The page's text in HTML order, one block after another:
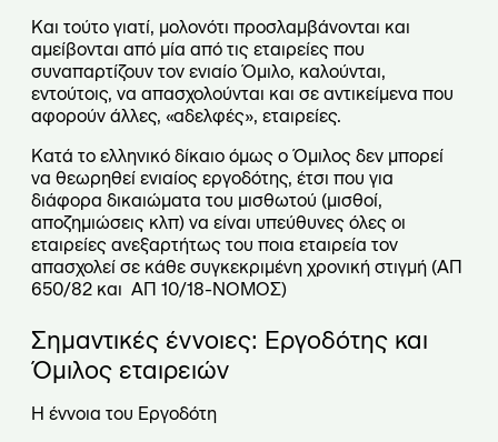
Και τούτο γιατί, μολονότι προσλαμβάνονται και
αμείβονται από μία από τις εταιρείες που
συναπαρτίζουν τον ενιαίο Όμιλο, καλούνται,
εντούτοις, να απασχολούνται και σε αντικείμενα που
αφορούν άλλες, «αδελφές», εταιρείες.
Κατά το ελληνικό δίκαιο όμως ο Όμιλος δεν μπορεί
να θεωρηθεί ενιαίος εργοδότης, έτσι που για
διάφορα δικαιώματα του μισθωτού (μισθοί,
αποζημιώσεις κλπ) να είναι υπεύθυνες όλες οι
εταιρείες ανεξαρτήτως του ποια εταιρεία τον
απασχολεί σε κάθε συγκεκριμένη χρονική στιγμή (ΑΠ
650/82 και ΑΠ 10/18-ΝΟΜΟΣ)
Σημαντικές έννοιες: Εργοδότης και
Όμιλος εταιρειών
Η έννοια του Εργοδότη